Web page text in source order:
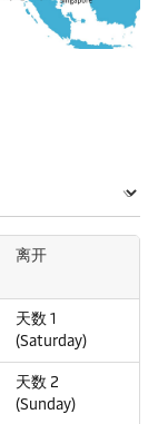
离开
天数 1
(Saturday)
天数 2
(Sunday)